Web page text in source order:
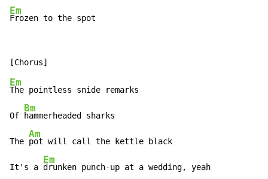
Em
Frozen to the spot
Em
The pointless snide remarks
Of
Bm
hammerheaded sharks
The
Am
pot will call the kettle black
It's a
Em
drunken punch-up at a wedding, yeah